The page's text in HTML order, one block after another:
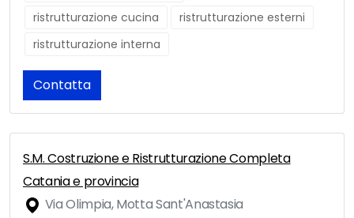
ristrutturazione cucina
ristrutturazione esterni
ristrutturazione interna
Contatta
S.M. Costruzione e Ristrutturazione Completa
Catania e provincia
Via Olimpia, Motta Sant'Anastasia